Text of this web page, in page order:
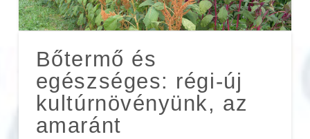
Bőtermő és
egészséges: régi-új
kultúrnövényünk, az
amaránt